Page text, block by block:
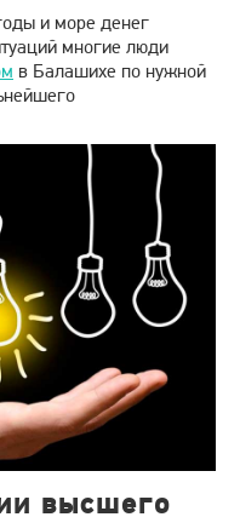
и море денег
многие люди
в Балашихе по нужной
высшего